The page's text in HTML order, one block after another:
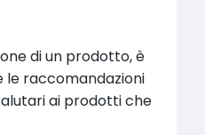
di un prodotto, è
le raccomandazioni
ai prodotti che